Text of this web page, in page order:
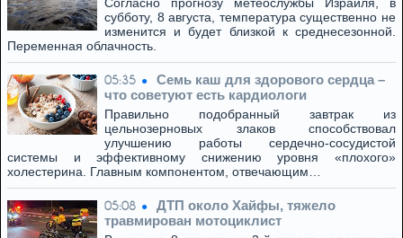
субботу, 8 августа, температура существенно не
изменится и будет близкой к среднесезонной.
Переменная облачность.
05:35
Семь каш для здорового сердца –
что советуют есть кардиологи
Правильно подобранный завтрак из
цельнозерновых злаков способствовал
улучшению работы сердечно-сосудистой
системы и эффективному снижению уровня «плохого»
холестерина. Главным компонентом, отвечающим…
05:08
ДТП около Хайфы, тяжело
травмирован мотоциклист